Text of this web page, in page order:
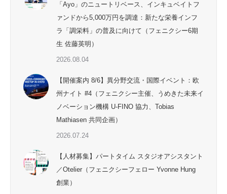
「Ayo」のニュートリベース、インキュベイトフ
ァンドから5,000万円を調達：新たな栄養インフ
ラ「調栄料」の普及に向けて（フェニクシー6期
生 佐藤英明）
2026.08.04
【開催案内 8/6】異分野交流・国際イベント：欧
州ナイト #4（フェニクシー主催、うめきた未来イ
ノベーション機構 U-FINO 協力、Tobias
Mathiasen 共同企画）
2026.07.24
【人材募集】パートタイム スタジオアシスタント
／Otelier（フェニクシーフェロー Yvonne Hung
創業）